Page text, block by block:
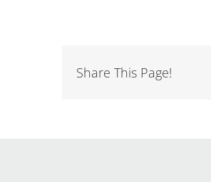
Share This Page!